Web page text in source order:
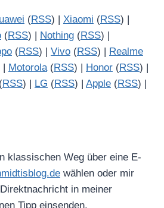
(RSS) | Xiaomi (RSS) |
(RSS) | Nothing (RSS) |
(RSS) | Vivo (RSS) |
Realme
Motorola(RSS) | Honor (RSS) |
(RSS) | LG (RSS) | Apple (RSS) |
klassischen Weg über eine E-
wählen oder mir
in meiner
Tipp einsenden.